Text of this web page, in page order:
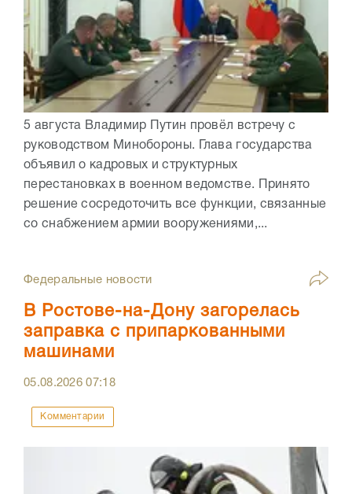
5 августа Владимир Путин провёл встречу с
руководством Минобороны. Глава государства
объявил о кадровых и структурных
перестановках в военном ведомстве. Принято
решение сосредоточить все функции, связанные
со снабжением армии вооружениями,...
Федеральные новости
В Ростове-на-Дону загорелась
заправка с припаркованными
машинами
05.08.202607:18
Комментарии